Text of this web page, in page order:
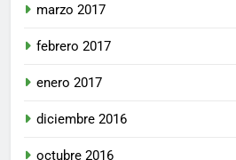
marzo 2017
febrero 2017
enero 2017
diciembre 2016
octubre 2016